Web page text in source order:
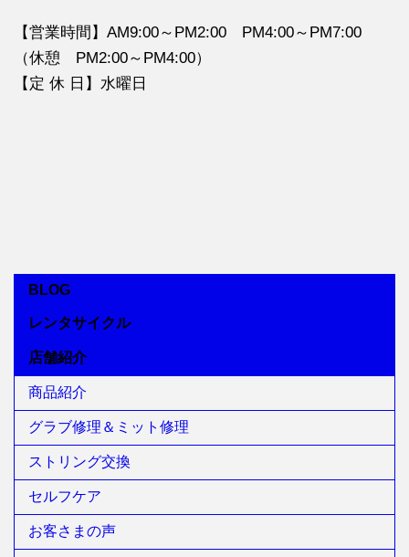
【営業時間】AM9:00～PM2:00 PM4:00～PM7:00
（休憩 PM2:00～PM4:00）
【定 休 日】水曜日
BLOG
レンタサイクル
店舗紹介
商品紹介
グラブ修理＆ミット修理
ストリング交換
セルフケア
お客さまの声